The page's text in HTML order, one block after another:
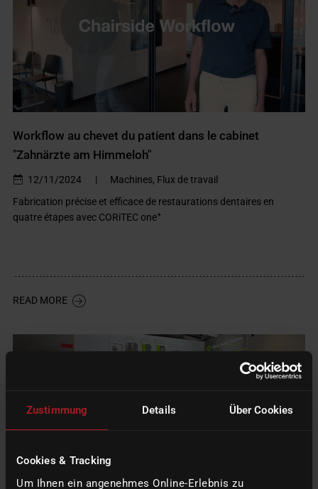
Zustimmung Details Über Cookies
Cookies & Tracking
Um Ihnen ein angenehmes Online-Erlebnis zu
Workflow au chevet du patient dans le cabinet
"Zahnärzte am Himmeloh"
12/11/2024 |
Machines, Flux de travail
Fabrication précise et efficace de restaurations dentaires en
quatre étapes avec CORiTEC one+
READ MORE